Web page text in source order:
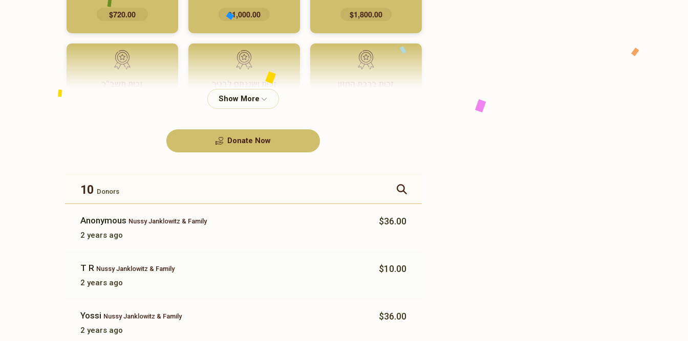
$1,800.00
$1,000.00
$720.00
זכות ברכת המזון זכות ושננתם לבניך
$360.00
זכות תשב"ר
$100.00
Donate Now
10 Donors
Anonymous Nussy Janklowitz & Family
2 years ago
$36.00
T R Nussy Janklowitz & Family
2 years ago
$10.00
Yossi Nussy Janklowitz & Family
2 years ago
$36.00